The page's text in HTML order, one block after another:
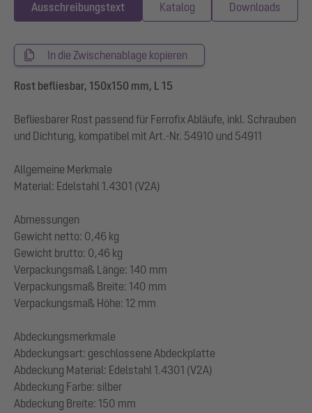
Ausschreibungstext Katalog Downloads
In die Zwischenablage kopieren
Rost befliesbar, 150x150 mm, L 15
Befliesbarer Rost passend für Ferrofix Abläufe, inkl. Schrauben
und Dichtung, kompatibel mit Art.-Nr. 54910 und 54911
Allgemeine Merkmale
Material: Edelstahl 1.4301 (V2A)
Abmessungen
Gewicht netto: 0,46 kg
Gewicht brutto: 0,46 kg
Verpackungsmaß Länge: 140 mm
Verpackungsmaß Breite: 140 mm
Verpackungsmaß Höhe: 12 mm
Abdeckungsmerkmale
Abdeckungsart: geschlossene Abdeckplatte
Abdeckung Material: Edelstahl 1.4301 (V2A)
Abdeckung Farbe: silber
Abdeckung Breite: 150 mm